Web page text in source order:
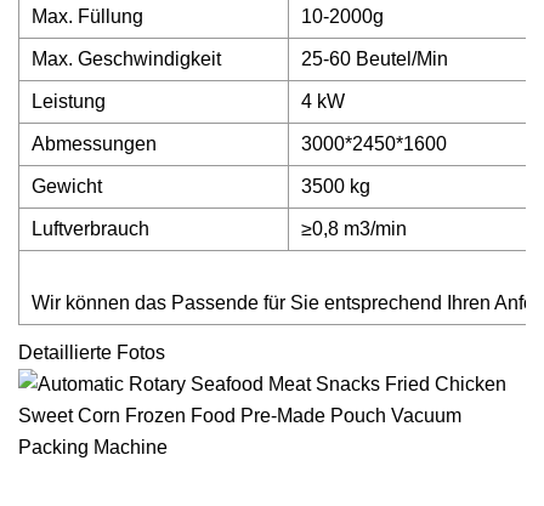
Max. Füllung 10-2000g
Max. Geschwindigkeit 25-60 Beutel/Min
Leistung 4 kW
Abmessungen 3000*2450*1600
Gewicht 3500 kg
Luftverbrauch ≥0,8 m3/min
Wir können das Passende für Sie entsprechend Ihren
Detaillierte Fotos